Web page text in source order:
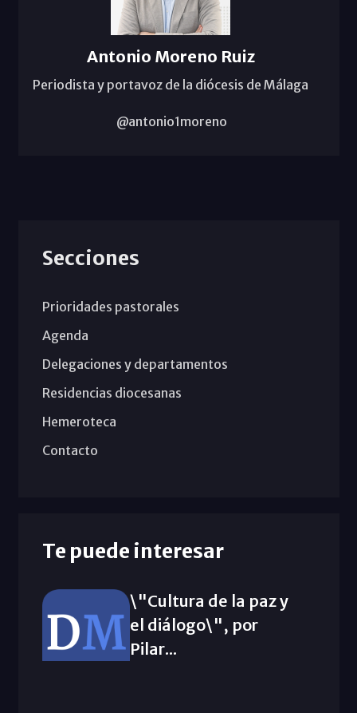
Antonio Moreno Ruiz
Periodista y portavoz de la diócesis de Málaga
@antonio1moreno
Secciones
Prioridades pastorales
Agenda
Delegaciones y departamentos
Residencias diocesanas
Hemeroteca
Contacto
Te puede interesar
\"Cultura de la paz y
el diálogo\", por
Pilar...